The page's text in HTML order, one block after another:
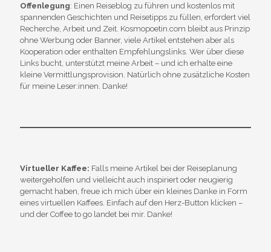
Offenlegung: Einen Reiseblog zu führen und kostenlos mit
spannenden Geschichten und Reisetipps zu füllen, erfordert viel
Recherche, Arbeit und Zeit. Kosmopoetin.com bleibt aus Prinzip
ohne Werbung oder Banner, viele Artikel entstehen aber als
Kooperation oder enthalten Empfehlungslinks. Wer über diese
Links bucht, unterstützt meine Arbeit – und ich erhalte eine
kleine Vermittlungsprovision. Natürlich ohne zusätzliche Kosten
für meine Leser:innen. Danke!
Virtueller Kaffee: Falls meine Artikel bei der Reiseplanung
weitergeholfen und vielleicht auch inspiriert oder neugierig
gemacht haben, freue ich mich über ein kleines Danke in Form
eines virtuellen Kaffees. Einfach auf den Herz-Button klicken –
und der Coffee to go landet bei mir. Danke!